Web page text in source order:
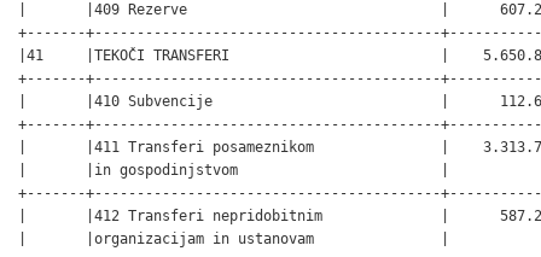
|       |409 Rezerve                              |
+-------+-----------------------------------------
|41     |TEKOČI TRANSFERI                         |
+-------+-----------------------------------------
|       |410 Subvencije                           |
+-------+-----------------------------------------
|       |411 Transferi posameznikom               |
|       |in gospodinjstvom                        |
+-------+-----------------------------------------
|       |412 Transferi nepridobitnim              |
|       |organizacijam in ustanovam               |